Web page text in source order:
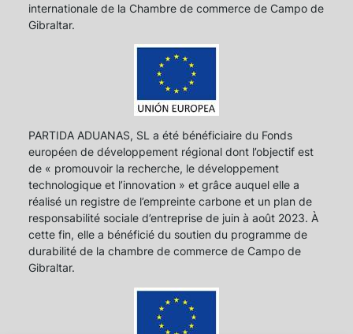
internationale de la Chambre de commerce de Campo de
Gibraltar.
PARTIDA ADUANAS, SL a été bénéficiaire du Fonds
européen de développement régional dont l’objectif est
de « promouvoir la recherche, le développement
technologique et l’innovation » et grâce auquel elle a
réalisé un registre de l’empreinte carbone et un plan de
responsabilité sociale d’entreprise de juin à août 2023. À
cette fin, elle a bénéficié du soutien du programme de
durabilité de la chambre de commerce de Campo de
Gibraltar.